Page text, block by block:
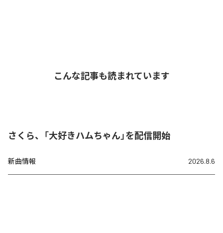
こんな記事も読まれています
さくら、「大好きハムちゃん」を配信開始
新曲情報 2026.8.6